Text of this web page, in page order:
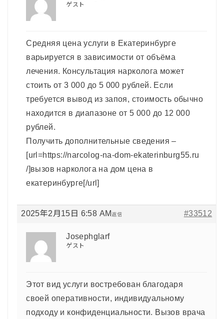
ゲスト
Средняя цена услуги в Екатеринбурге
варьируется в зависимости от объёма
лечения. Консультация нарколога может
стоить от 3 000 до 5 000 рублей. Если
требуется вывод из запоя, стоимость обычно
находится в диапазоне от 5 000 до 12 000
рублей.
Получить дополнительные сведения –
[url=https://narcolog-na-dom-ekaterinburg55.ru
/]вызов нарколога на дом цена в
екатеринбурге[/url]
2025年2月15日 6:58 AM #33512
返信
Josephglarf
ゲスト
Этот вид услуги востребован благодаря
своей оперативности, индивидуальному
подходу и конфиденциальности. Вызов врача